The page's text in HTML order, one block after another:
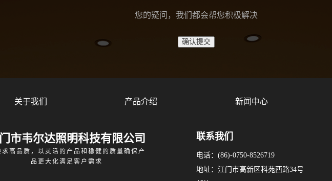
您的疑问，我们都会帮您积极解决
关于我们 产品介绍 新闻中心
市韦尔达照明科技有限公司
求高品质，以灵活的产品和稳健的质量确保产
品更大化满足客户需求
联系我们
电话：(86)-0750-8526719
地址：江门市高新区科苑西路34号